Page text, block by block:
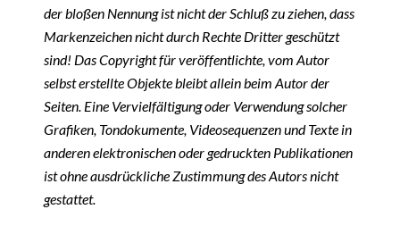
der bloßen Nennung ist nicht der Schluß zu ziehen, dass
Markenzeichen nicht durch Rechte Dritter geschützt
sind! Das Copyright für veröffentlichte, vom Autor
selbst erstellte Objekte bleibt allein beim Autor der
Seiten. Eine Vervielfältigung oder Verwendung solcher
Grafiken, Tondokumente, Videosequenzen und Texte in
anderen elektronischen oder gedruckten Publikationen
ist ohne ausdrückliche Zustimmung des Autors nicht
gestattet.